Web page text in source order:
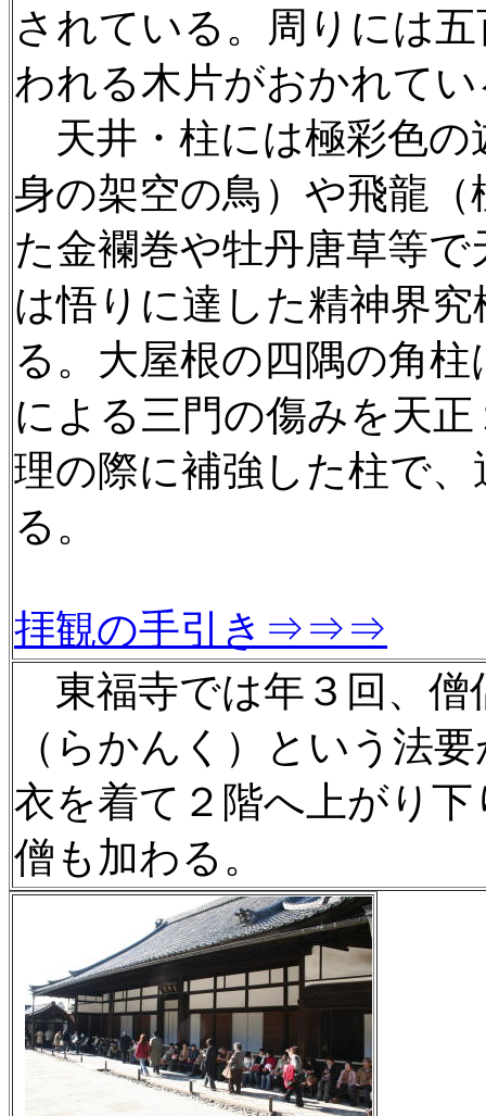
されている。周りには
われる木片がおかれて
天井・柱には極彩色の
身の架空の鳥）や飛龍
た金襴巻や牡丹唐草等
は悟りに達した精神界
る。大屋根の四隅の角
による三門の傷みを天
理の際に補強した柱で
る。
拝観の手引き⇒⇒⇒
東福寺では年３回、僧
（らかんく）という法
衣を着て２階へ上がり
僧も加わる。